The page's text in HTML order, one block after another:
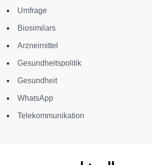
Umfrage
Biosimilars
Arzneimittel
Gesundheitspolitik
Gesundheit
WhatsApp
Telekommunikation